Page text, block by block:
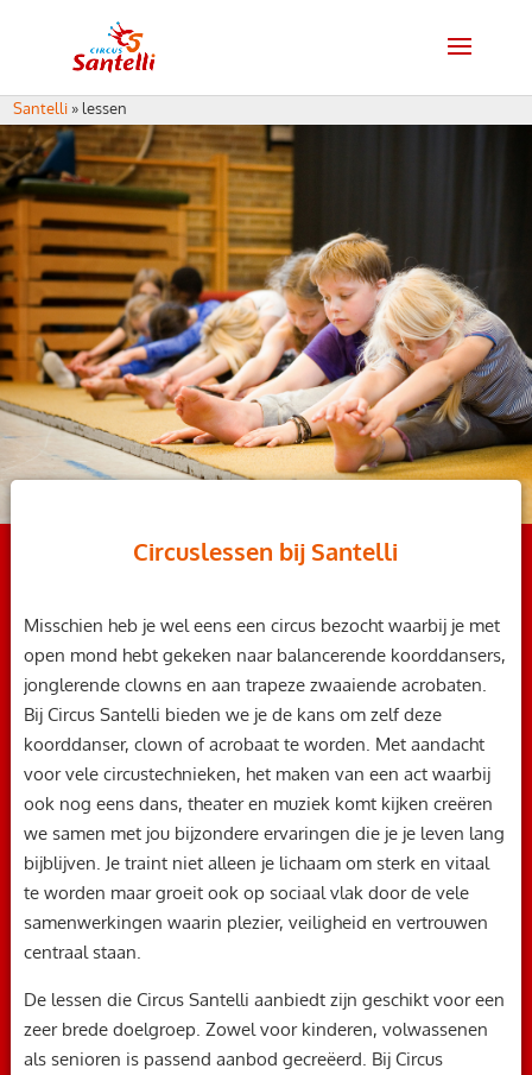
Santelli » lessen
Circuslessen bij Santelli
Misschien heb je wel eens een circus bezocht waarbij je met
open mond hebt gekeken naar balancerende koorddansers,
jonglerende clowns en aan trapeze zwaaiende acrobaten.
Bij Circus Santelli bieden we je de kans om zelf deze
koorddanser, clown of acrobaat te worden. Met aandacht
voor vele circustechnieken, het maken van een act waarbij
ook nog eens dans, theater en muziek komt kijken creëren
we samen met jou bijzondere ervaringen die je je leven lang
bijblijven. Je traint niet alleen je lichaam om sterk en vitaal
te worden maar groeit ook op sociaal vlak door de vele
samenwerkingen waarin plezier, veiligheid en vertrouwen
centraal staan.
De lessen die Circus Santelli aanbiedt zijn geschikt voor een
zeer brede doelgroep. Zowel voor kinderen, volwassenen
als senioren is passend aanbod gecreëerd. Bij Circus